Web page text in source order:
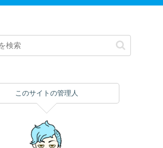
このサイトの管理人